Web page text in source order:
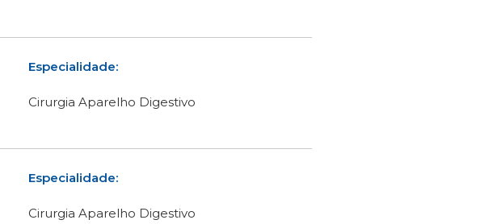
Especialidade:
Cirurgia Aparelho Digestivo
Especialidade:
Cirurgia Aparelho Digestivo